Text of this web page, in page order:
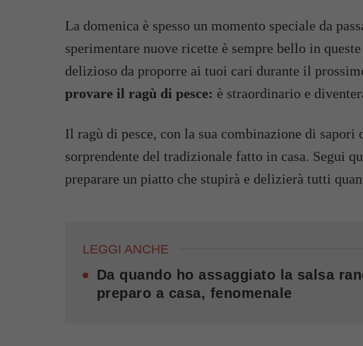
La domenica è spesso un momento speciale da
sperimentare nuove ricette è sempre bello in
delizioso da proporre ai tuoi cari durante il
provare il ragù di pesce: è straordinario e
Il ragù di pesce, con la sua combinazione di
sorprendente del tradizionale fatto in casa. Segui
preparare un piatto che stupirà e delizierà tutti
LEGGI ANCHE
Da quando ho assaggiato la salsa
preparo a casa, fenomenale